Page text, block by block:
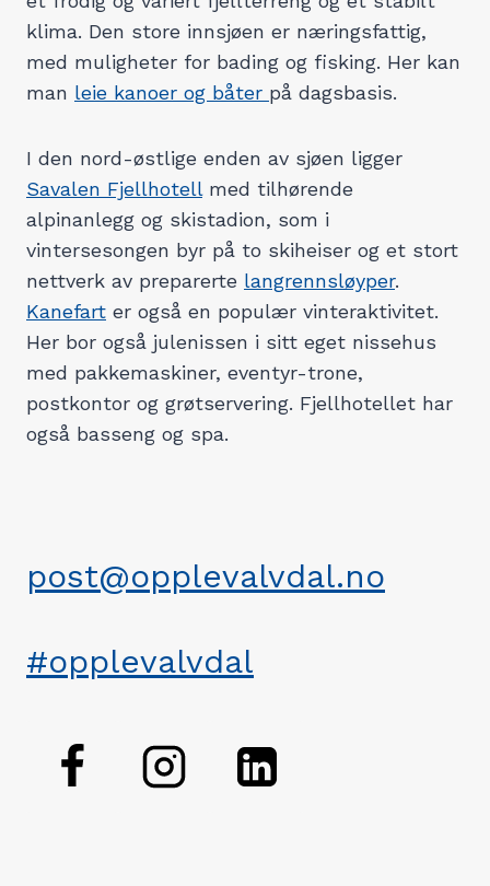
klima. Den store innsjøen er næringsfattig,
med muligheter for bading og fisking. Her kan
man leie kanoer og båter på dagsbasis.
I den nord-østlige enden av sjøen ligger
Savalen Fjellhotellmed tilhørende
alpinanlegg og skistadion, som i
vintersesongen byr på to skiheiser og et stort
nettverk av preparerte langrennsløyper.
Kanefart er også en populær vinteraktivitet.
Her bor også julenissen i sitt eget nissehus
med pakkemaskiner, eventyr-trone,
postkontor og grøtservering. Fjellhotellet har
også basseng og spa.
post@opplevalvdal.no
#opplevalvdal